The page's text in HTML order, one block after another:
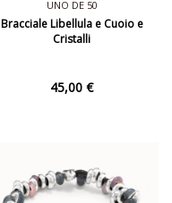
UNO DE 50
Bracciale Libellula e Cuoio e
Cristalli
45,00 €